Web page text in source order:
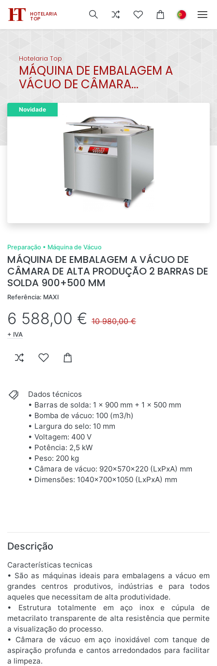
HOTELARIA
TOP
Hotelaria Top
MÁQUINA DE EMBALAGEM A
VÁCUO DE CÂMARA...
Novidade
Preparação • Máquina de Vácuo
MÁQUINA DE EMBALAGEM A VÁCUO DE
CÂMARA DE ALTA PRODUÇÃO 2 BARRAS DE
SOLDA 900+500 MM
Referência: MAXI
6 588,00 € 10 980,00 €
+ IVA
Dados técnicos
• Barras de solda: 1 x 900 mm + 1 x 500 mm
• Bomba de vácuo: 100 (m3/h)
• Largura do selo: 10 mm
• Voltagem: 400 V
• Potência: 2,5 kW
• Peso: 200 kg
• Câmara de vácuo: 920x570x220 (LxPxA) mm
• Dimensões: 1040x700x1050 (LxPxA) mm
Descrição
Características tecnicas
• São as máquinas ideais para embalagens a vácuo em
grandes centros produtivos, indústrias e para todos
aqueles que necessitam de alta produtividade.
• Estrutura totalmente em aço inox e cúpula de
metacrilato transparente de alta resistência que permite
a visualização do processo.
• Câmara de vácuo em aço inoxidável com tanque de
aspiração profunda e cantos arredondados para facilitar
a limpeza.